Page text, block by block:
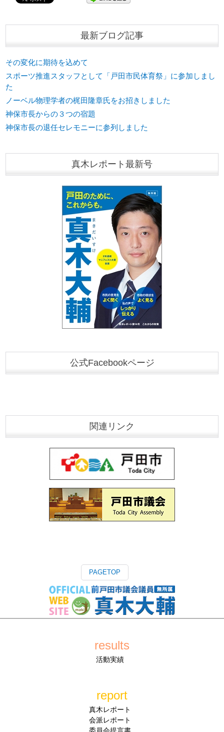
最新ブログ記事
その変化に期待を込めて
スポーツ推進スタッフとして「戸田市民体育祭」に参加しまし
た
ノーベル物理学者の梶田隆章氏をお招きしました
神保市長からの３つの宿題
神保市長の退任セレモニーに参列しました
真木レポート最新号
公式Facebookページ
関連リンク
PAGETOP
results
活動実績
report
真木レポート
会派レポート